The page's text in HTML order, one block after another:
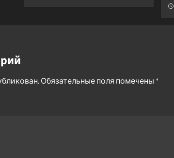
Обязательные поля помечены *